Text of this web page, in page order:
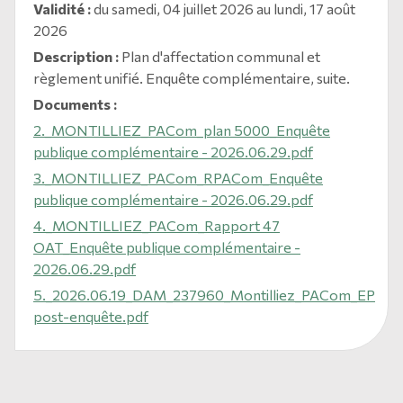
Validité :du samedi, 04 juillet 2026 au lundi, 17 août
2026
Description : Plan d'affectation communal et
règlement unifié. Enquête complémentaire, suite.
Documents :
2._MONTILLIEZ_PACom_plan 5000_Enquête
publique complémentaire - 2026.06.29.pdf
3._MONTILLIEZ_PACom_RPACom_Enquête
publique complémentaire - 2026.06.29.pdf
4._MONTILLIEZ_PACom_Rapport 47
OAT_Enquête publique complémentaire -
2026.06.29.pdf
5._2026.06.19_DAM_237960_Montilliez_PACom_EP
post-enquête.pdf